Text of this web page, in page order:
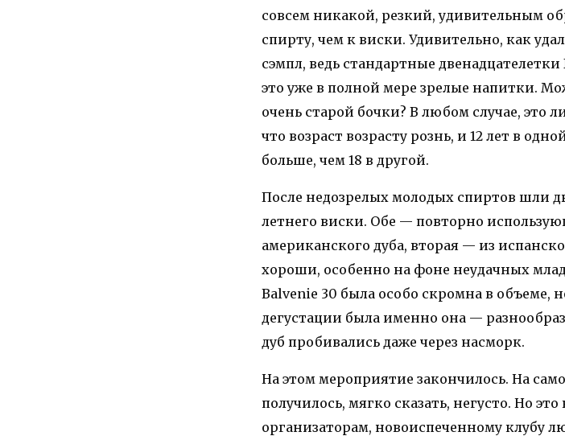
совсем никакой, резкий, удивительным
спирту, чем к виски. Удивительно, как
сэмпл, ведь стандартные
это уже в полной мере зрелые напитки.
очень старой бочки? В любом случае, это
что возраст возрасту рознь, и 12 лет в
больше, чем 18 в другой.
После недозрелых молодых спиртов шли
летнего виски. Обе — повторно
американского дуба, вторая — из
хороши, особенно на фоне неудачных
Balvenie 30 была особо скромна в объеме,
дегустации была именно она —
дуб пробивались даже через насморк.
На этом мероприятие закончилось. На
получилось, мягко сказать, негусто. Но
организаторам, новоиспеченному клубу